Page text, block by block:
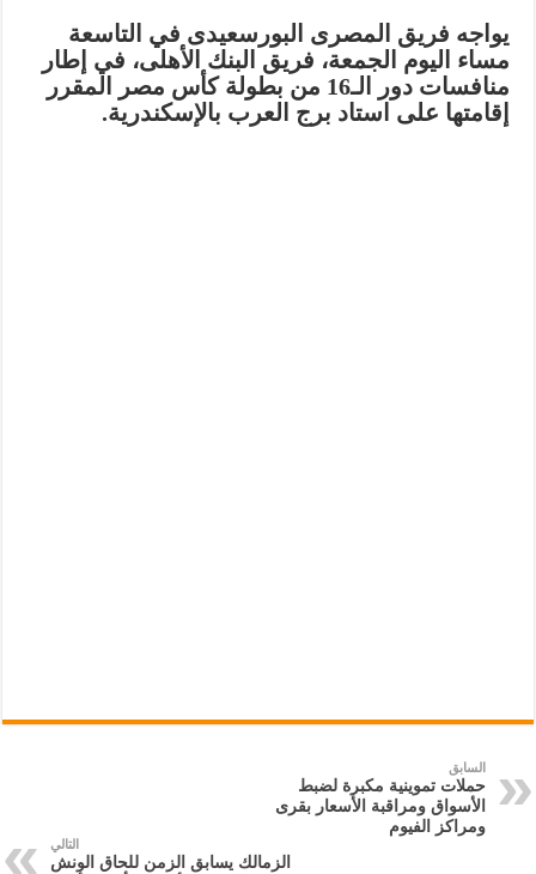
يواجه فريق المصرى البورسعيدى في التاسعة
مساء اليوم الجمعة، فريق البنك الأهلى، في إطار
منافسات دور الـ16 من بطولة كأس مصر المقرر
إقامتها على استاد برج العرب بالإسكندرية.
السابق
حملات تموينية مكبرة لضبط
الأسواق ومراقبة الأسعار بقرى
ومراكز الفيوم
التالي
الزمالك يسابق الزمن للحاق الونش